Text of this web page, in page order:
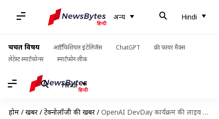
अन्य Hindi
चर्चित विषय आर्टिफिशियल इंटेलिजेंस ChatGPT
फ्री फायर मैक्स
लेटेस्ट स्मार्टफोन्स
स्मार्टफोन लीक
Hindi
होम / खबरें / टेक्नोलॉजी की खबरें / OpenAI DevDay कार्यक्रम की लाइव अपडेट